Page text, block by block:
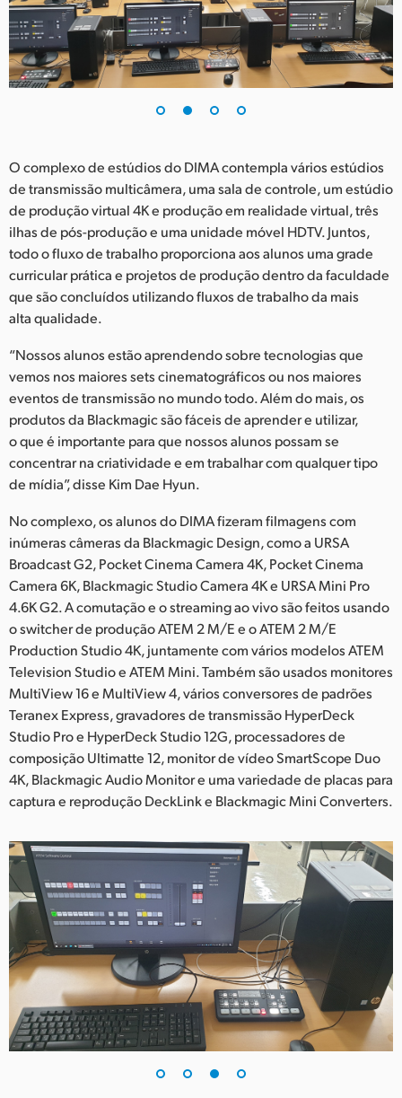
United States
O complexo de estúdios do DIMA contempla vários estúdios
de transmissão multicâmera, uma sala de controle, um estúdio
de produção virtual 4K e produção em realidade virtual, três
ilhas de pós-produção e uma unidade móvel HDTV. Juntos,
todo o fluxo de trabalho proporciona aos alunos uma grade
curricular prática e projetos de produção dentro da faculdade
que são concluídos utilizando fluxos de trabalho da mais
alta qualidade.
“Nossos alunos estão aprendendo sobre tecnologias que
vemos nos maiores sets cinematográficos ou nos maiores
eventos de transmissão no mundo todo. Além do mais, os
produtos da Blackmagic são fáceis de aprender e utilizar,
o que é importante para que nossos alunos possam se
concentrar na criatividade e em trabalhar com qualquer tipo
de mídia”, disse Kim Dae Hyun.
No complexo, os alunos do DIMA fizeram filmagens com
inúmeras câmeras da Blackmagic Design, como a URSA
Broadcast G2, Pocket Cinema Camera 4K, Pocket Cinema
Camera 6K, Blackmagic Studio Camera 4K e URSA Mini Pro
4.6K G2. A comutação e o streaming ao vivo são feitos usando
o switcher de produção ATEM 2 M/E e o ATEM 2 M/E
Production Studio 4K, juntamente com vários modelos ATEM
Television Studio e ATEM Mini. Também são usados monitores
MultiView 16 e MultiView 4, vários conversores de padrões
Teranex Express, gravadores de transmissão HyperDeck
Studio Pro e HyperDeck Studio 12G, processadores de
composição Ultimatte 12, monitor de vídeo SmartScope Duo
4K, Blackmagic Audio Monitor e uma variedade de placas para
captura e reprodução DeckLink e Blackmagic Mini Converters.